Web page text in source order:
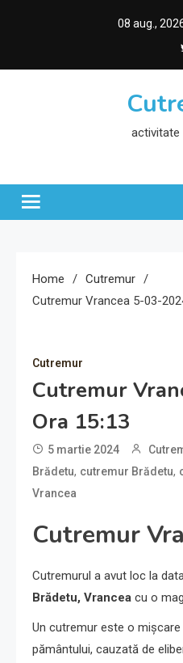
08 aug.,
activitate
Home
Cutremur
Cutremur Vrancea 5-03-
Cutremur
Cutremur
Ora 15:13
5 martie 2024
Brădetu, cutremur Brădetu,
Vrancea
Cutremur
Cutremurul a avut loc la
Brădetu, Vrancea cu o
Un cutremur este o
pământului, cauzată de